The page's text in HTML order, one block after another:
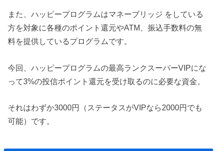
また、ハッピープログラムはマネーブリッジ をしている
方を対象に各種のポイント還元やATM、振込手数料の無
料を提供しているプログラムです。
今回、ハッピープログラムの最高ランクスーパーVIPにな
って3%の投信ポイント還元を受け取るのに必要な資金。
それはわずか3000円（ステータスがVIPなら2000円でも
可能）です。